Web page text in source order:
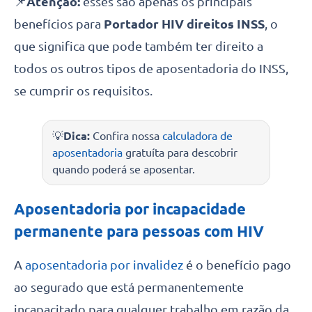
benefícios para Portador HIV direitos INSS, o
que significa que pode também ter direito a
todos os outros tipos de aposentadoria do INSS,
se cumprir os requisitos.
💡Dica: Confira nossa calculadora de
aposentadoria gratuíta para descobrir
quando poderá se aposentar.
Aposentadoria por incapacidade
permanente para pessoas com HIV
A aposentadoria por invalidez é o benefício pago
ao segurado que está permanentemente